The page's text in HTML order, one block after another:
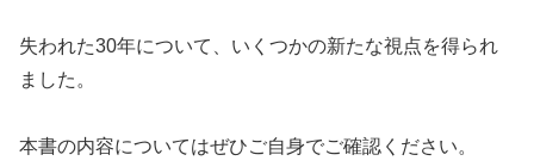
失われた30年について、いくつかの新たな視点を得られ
ました。
本書の内容についてはぜひご自身でご確認ください。